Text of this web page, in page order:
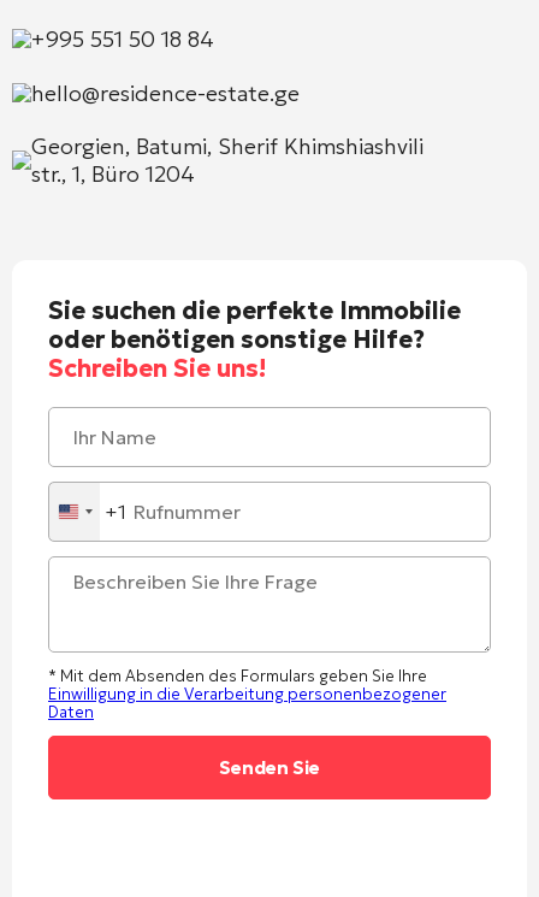
+995 551 50 18 84
hello@residence-estate.ge
Georgien, Batumi, Sherif Khimshiashvili
str., 1, Büro 1204
Sie suchen die perfekte Immobilie
oder benötigen sonstige Hilfe?
Schreiben Sie uns!
United
States
+1
+1
* Mit dem Absenden des Formulars geben Sie Ihre
Einwilligung in die Verarbeitung personenbezogener
Daten